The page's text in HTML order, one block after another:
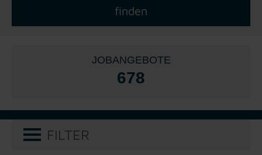
JOBANGEBOTE
678
FILTER